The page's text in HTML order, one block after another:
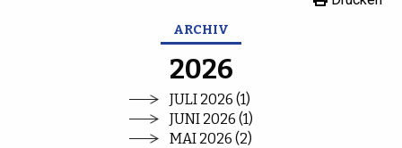
ARCHIV
2026
JULI 2026 (1)
JUNI 2026 (1)
MAI 2026 (2)